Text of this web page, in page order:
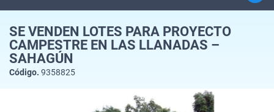
SE VENDEN LOTES PARA PROYECTO
CAMPESTRE EN LAS LLANADAS –
SAHAGÚN
Código. 9358825